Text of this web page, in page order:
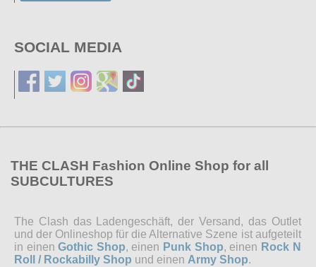
SOCIAL MEDIA
THE CLASH Fashion Online Shop for all
SUBCULTURES
The Clash das Ladengeschäft, der Versand, das Outlet
und der Onlineshop für die Alternative Szene ist aufgeteilt
in einenGothic Shop, einen Punk Shop, einen Rock N
Roll / Rockabilly Shop und einen Army Shop.